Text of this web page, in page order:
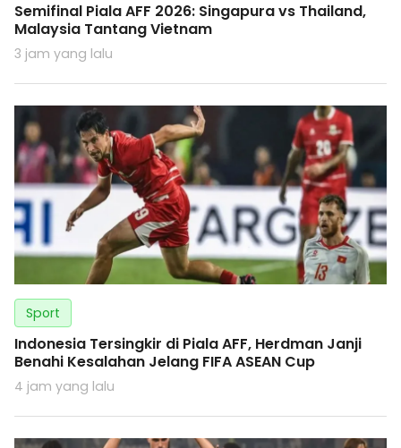
Semifinal Piala AFF 2026: Singapura vs Thailand,
Malaysia Tantang Vietnam
3 jam yang lalu
Sport
Indonesia Tersingkir di Piala AFF, Herdman Janji
Benahi Kesalahan Jelang FIFA ASEAN Cup
4 jam yang lalu